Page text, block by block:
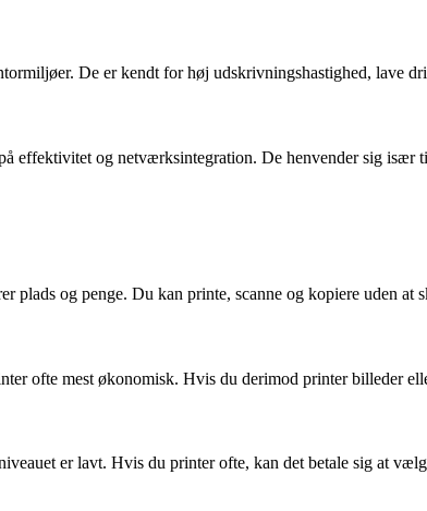
De er kendt for høj udskrivningshastighed, lave
effektivitet og netværksintegration. De henvender sig især
og penge. Du kan printe, scanne og kopiere uden at
ofte mest økonomisk. Hvis du derimod printer billeder
er lavt. Hvis du printer ofte, kan det betale sig at